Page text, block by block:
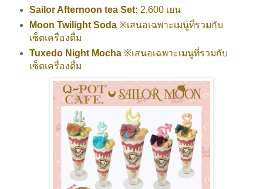
Sailor Afternoon tea Set: 2,600 เยน
Moon Twilight Soda ※เสนอเฉพาะเมนูที่รวมกับ
เซ็ตเครื่องดื่ม
Tuxedo Night Mocha ※เสนอเฉพาะเมนูที่รวมกับ
เซ็ตเครื่องดื่ม